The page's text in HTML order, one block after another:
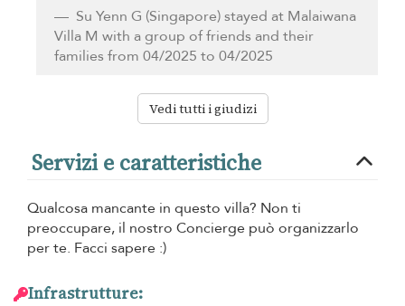
Su Yenn G (Singapore) stayed at Malaiwana
Villa M with a group of friends and their
families from 04/2025 to 04/2025
Vedi tutti i giudizi
Servizi e caratteristiche
Qualcosa mancante in questo villa? Non ti
preoccupare, il nostro Concierge può organizzarlo
per te. Facci sapere :)
Infrastrutture: